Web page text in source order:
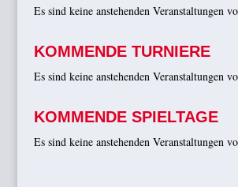
Es sind keine anstehenden Veranstaltungen
KOMMENDE TURNIERE
Es sind keine anstehenden Veranstaltungen
KOMMENDE SPIELTAGE
Es sind keine anstehenden Veranstaltungen